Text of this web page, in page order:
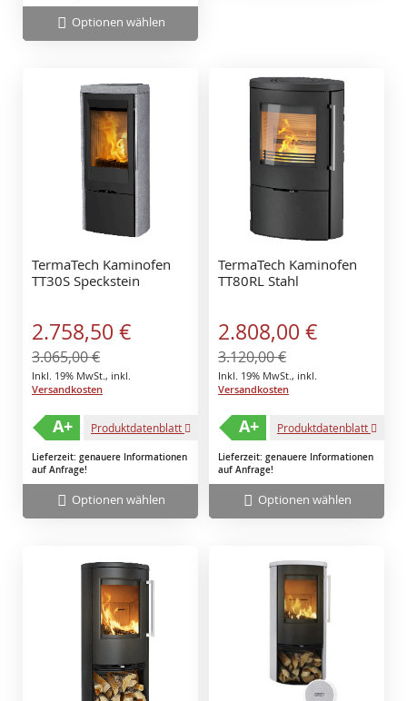
Optionen wählen
TermaTech Kaminofen
TT30S Speckstein
Sonderangebot
2.758,50 €
3.065,00 €
Inkl. 19% MwSt., inkl.
Versandkosten
Produktdatenblatt
A+
Lieferzeit: genauere Informationen
auf Anfrage!
Optionen wählen
TermaTech Kaminofen
TT80RL Stahl
Sonderangebot
2.808,00 €
3.120,00 €
Inkl. 19% MwSt., inkl.
Versandkosten
Produktdatenblatt
A+
Lieferzeit: genauere Informationen
auf Anfrage!
Optionen wählen